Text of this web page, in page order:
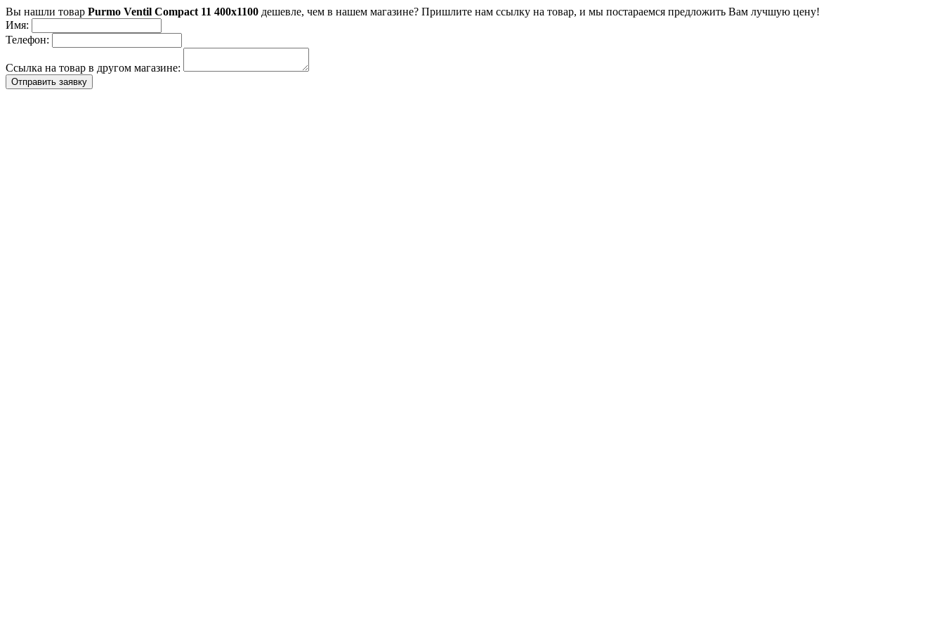
Вы нашли товар Purmo Ventil Compact 11 400x1100 дешевле, чем в нашем магазине? Пришлите нам ссылку на товар, и мы постараемся предложить Вам лучшую цену!
Имя:
Телефон:
Ссылка на товар в другом магазине:
Отправить заявку